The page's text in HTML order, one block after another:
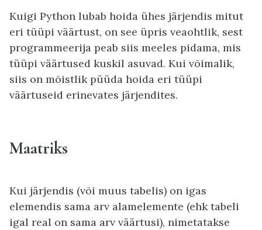
Kuigi Python lubab hoida ühes järjendis mitut
eri tüüpi väärtust, on see üpris veaohtlik, sest
programmeerija peab siis meeles pidama, mis
tüüpi väärtused kuskil asuvad. Kui võimalik,
siis on mõistlik püüda hoida eri tüüpi
väärtuseid erinevates järjendites.
Maatriks
Kui järjendis (või muus tabelis) on igas
elemendis sama arv alamelemente (ehk tabeli
igal real on sama arv väärtusi), nimetatakse